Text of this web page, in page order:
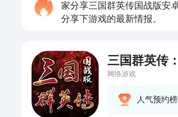
家分享三国群英传国战版安
分享下游戏的最新情报。
三国群英传
网络游戏
人气预约